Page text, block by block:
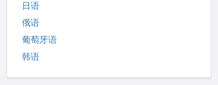
日语
俄语
葡萄牙语
韩语